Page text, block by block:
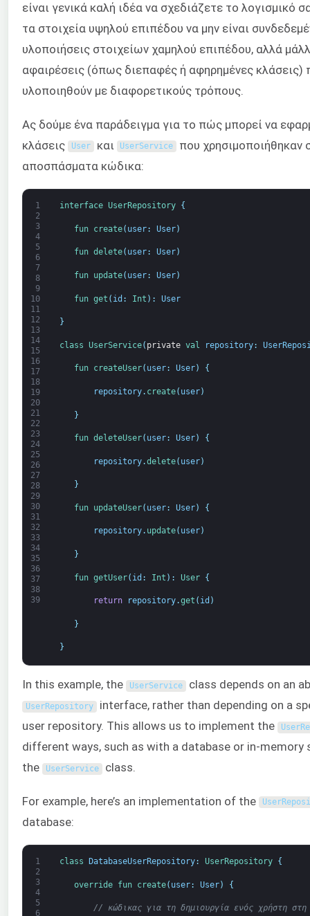
είναι γενικά καλή ιδέα να σχεδιάζετε το λογισμικό
τα στοιχεία υψηλού επιπέδου να μην είναι
υλοποιήσεις στοιχείων χαμηλού επιπέδου, αλλά
αφαιρέσεις (όπως διεπαφές ή αφηρημένες κλάσεις)
υλοποιηθούν με διαφορετικούς τρόπους.
Ας δούμε ένα παράδειγμα για το πώς μπορεί να
κλάσεις
User και UserService
που χρησιμοποιήθηκαν
αποσπάσματα κώδικα:
1
2
3
4
5
6
7
8
9
10
11
12
13
14
15
16
17
18
19
20
21
22
23
24
25
26
27
28
29
30
31
32
33
34
35
36
37
38
39
interface UserRepository {
fun create( user: User)
fun delete( user: User)
fun update( user: User)
fun get ( id : Int ) : User
}
class UserService( private val repository:
fun createUser( user: User) {
repository. create( user)
}
fun deleteUser( user: User) {
repository.delete( user)
}
fun updateUser( user: User) {
repository. update( user)
}
fun getUser( id : Int ) : User {
return repository.get ( id )
}
}
In this example, the UserService class depends on an
UserRepository interface, rather than depending on a
user repository. This allows us to implement the
different ways, such as with a database or in-
the
UserService class.
For example, here’s an implementation of the
database:
1
2
3
4
5
6
class DatabaseUserRepository: UserRepository {
override fun create( user: User) {
// κώδικας για τη δημιουργία ενός χρήστη στη